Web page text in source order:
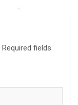
Required fields